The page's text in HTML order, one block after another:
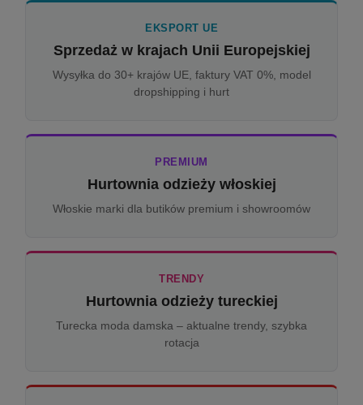
EKSPORT UE
Sprzedaż w krajach Unii Europejskiej
Wysyłka do 30+ krajów UE, faktury VAT 0%, model
dropshipping i hurt
PREMIUM
Hurtownia odzieży włoskiej
Włoskie marki dla butików premium i showroomów
TRENDY
Hurtownia odzieży tureckiej
Turecka moda damska – aktualne trendy, szybka
rotacja